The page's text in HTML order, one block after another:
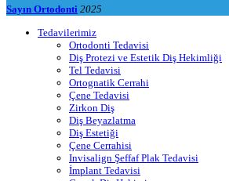
Sayın Ortodonti 2025
Tedavilerimiz
Ortodonti Tedavisi
Diş Protezi ve Estetik Diş Hekimliği
Tel Tedavisi
Ortognatik Cerrahi
Çene Tedavisi
Zirkon Diş
Diş Beyazlatma
Diş Estetiği
Çene Cerrahisi
Invisalign Şeffaf Plak Tedavisi
İmplant Tedavisi